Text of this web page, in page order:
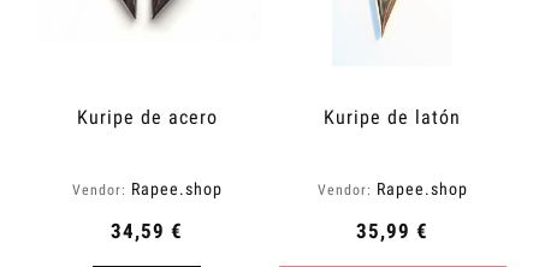
Kuripe de acero
Vendor: Rapee.shop
34,59 €
Kuripe de latón
Vendor: Rapee.shop
35,99 €